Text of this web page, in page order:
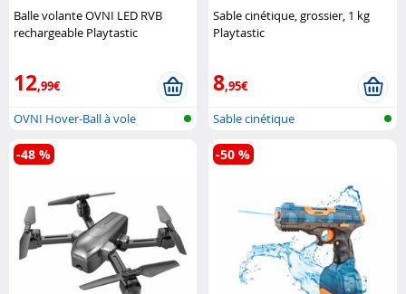
Balle volante OVNI LED RVB
rechargeable Playtastic
12,99€
OVNI Hover-Ball à vole
autonome
Sable cinétique, grossier, 1 kg
Playtastic
8,95€
Sable cinétique
-48 % -50 %